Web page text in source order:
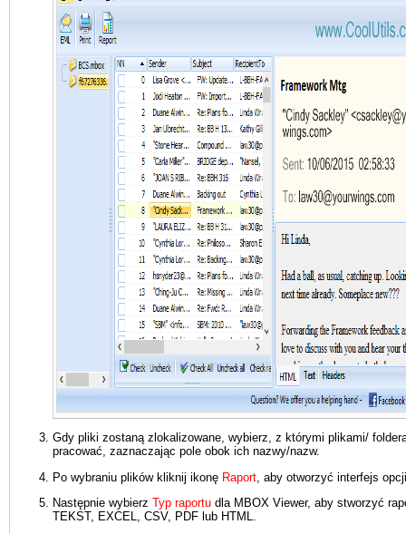
Gdy pliki zostaną zlokalizowane, wybierz, z którymi plikami/
pracować, zaznaczając pole obok ich nazwy/nazw.
Po wybraniu plików kliknij ikonę Raport , aby otworzyć interfejs
Następnie wybierz Typ raportu dla MBOX Viewer, aby stworzyć
TEKST, EXCEL, CSV, PDF lub HTML.